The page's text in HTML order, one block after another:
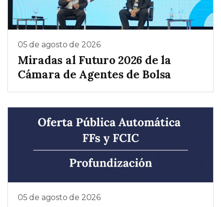
05 de agosto de 2026
Miradas al Futuro 2026 de la
Cámara de Agentes de Bolsa
05 de agosto de 2026